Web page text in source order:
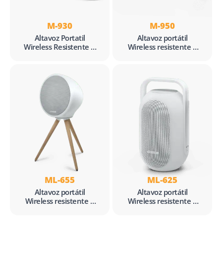
M-930
Altavoz Portatil
Wireless Resistente A
M-950
Altavoz portátil
Wireless resistente a
ML-655
Altavoz portátil
Wireless resistente a
ML-625
Altavoz portátil
Wireless resistente a